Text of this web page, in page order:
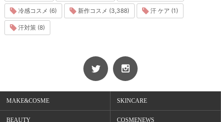
冷感コスメ (6) 新作コスメ (3,388) 汗 ケア (1)
汗対策 (8)
MAKE&COSME SKINCARE
BEAUTY COSMENEWS